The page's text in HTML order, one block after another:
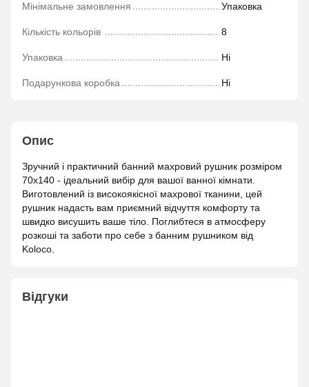
Мінімальне замовлення Упаковка
Кількість кольорів 8
Упаковка Ні
Подарункова коробка Ні
Опис
Зручний і практичний банний махровий рушник розміром
70х140 - ідеальний вибір для вашої ванної кімнати.
Виготовлений із високоякісної махрової тканини, цей
рушник надасть вам приємний відчуття комфорту та
швидко висушить ваше тіло. Поглибтеся в атмосферу
розкоші та заботи про себе з банним рушником від
Koloco.
Відгуки